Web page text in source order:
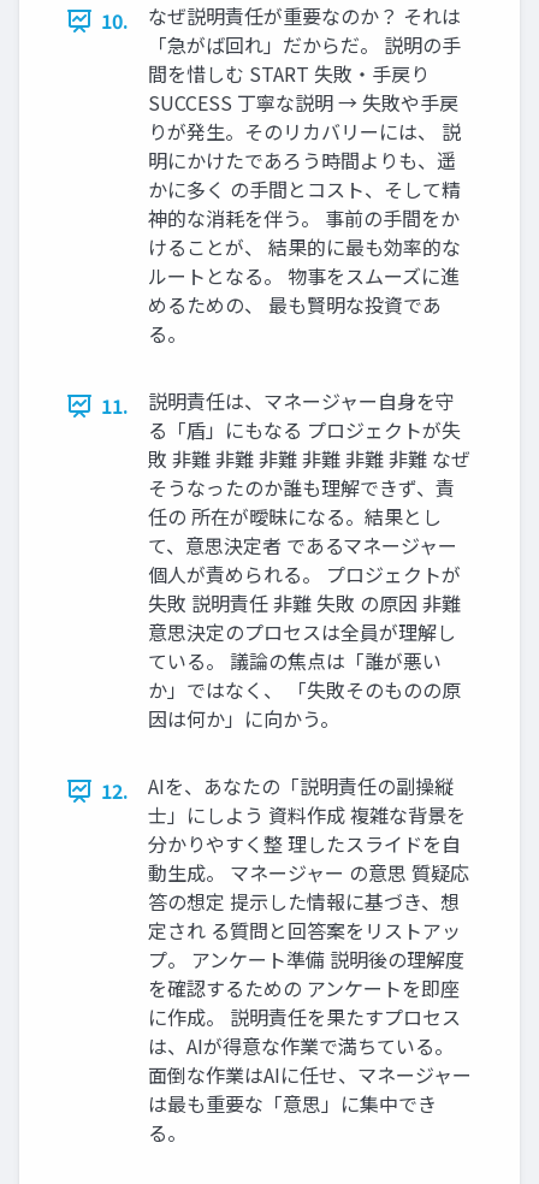
10.
なぜ説明責任が重要なのか？ それは
「急がば回れ」だからだ。 説明の手
間を惜しむ START 失敗・手戻り
SUCCESS 丁寧な説明 → 失敗や手戻
りが発生。そのリカバリーには、 説
明にかけたであろう時間よりも、遥
かに多く の手間とコスト、そして精
神的な消耗を伴う。 事前の手間をか
けることが、 結果的に最も効率的な
ルートとなる。 物事をスムーズに進
めるための、 最も賢明な投資であ
る。
11.
説明責任は、マネージャー自身を守
る「盾」にもなる プロジェクトが失
敗 非難 非難 非難 非難 非難 非難 なぜ
そうなったのか誰も理解できず、責
任の 所在が曖昧になる。結果とし
て、意思決定者 であるマネージャー
個人が責められる。 プロジェクトが
失敗 説明責任 非難 失敗 の原因 非難
意思決定のプロセスは全員が理解し
ている。 議論の焦点は「誰が悪い
か」ではなく、 「失敗そのものの原
因は何か」に向かう。
12.
AIを、あなたの「説明責任の副操縦
士」にしよう 資料作成 複雑な背景を
分かりやすく整 理したスライドを自
動生成。 マネージャー の意思 質疑応
答の想定 提示した情報に基づき、想
定され る質問と回答案をリストアッ
プ。 アンケート準備 説明後の理解度
を確認するための アンケートを即座
に作成。 説明責任を果たすプロセス
は、AIが得意な作業で満ちている。
面倒な作業はAIに任せ、マネージャー
は最も重要な「意思」に集中でき
る。